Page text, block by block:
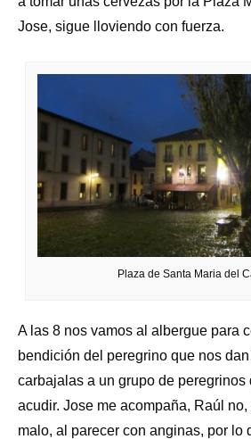
Jose, sigue lloviendo con fuerza.
Plaza de Santa Maria del
A las 8 nos vamos al albergue para
bendición del peregrino que nos
carbajalas a un grupo de
acudir. Jose me acompaña, Raúl
malo, al parecer con anginas, por lo